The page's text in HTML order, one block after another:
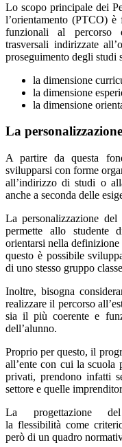
Lo scopo principale dei
l’orientamento (PTCO) è
funzionali al percorso
trasversali indirizzate
proseguimento degli studi
la dimensione
la dimensione
la dimensione
La
A partire da questa
svilupparsi con forme
all’indirizzo di studi o
anche a seconda delle
La personalizzazione del
permette allo studente
orientarsi nella definizione
questo è possibile
di uno stesso gruppo
Inoltre, bisogna
realizzare il percorso
sia il più coerente e
dell’alunno.
Proprio per questo, il
all’ente con cui la
privati, prendono infatti
settore e quelle
La progettazione
la flessibilità come
però di un quadro